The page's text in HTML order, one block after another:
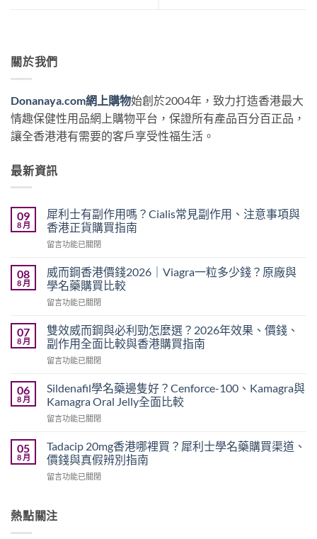
關於我們
Donanaya.com網上購物始創於2004年，致力打造香港最大
情趣保健性用品網上購物平台，保證所有產品百分百正品，
讓全香港港有需要的客戶享受性福生活。
最新資訊
09
8 月
犀利士有副作用嗎？Cialis常見副作用、注意事項與
香港正貨購買指南
在
利
士
有
副
用
嗎？
Cialis
常
副
作
注
事
項
與
正
貨
留言功能已關閉
08
8 月
威而鋼香港價錢2026｜Viagra一粒多少錢？原廠與
學名藥購買比較
在
而
鋼
香
港
錢
2026
Viagra
粒
多
錢？
與
留言功能已關閉
07
8 月
雙效威而鋼與必利勁怎麼選？2026年效果、價錢、
副作用全面比較與香港購買指南
在
效
而
鋼
必
利
勁
怎
2026
留言功能已關閉
06
8 月
Sildenafil學名藥邊隻好？Cenforce-100、Kamagra與
Kamagra Oral Jelly全面比較
在
學
名
藥
邊
Cenforce-
留言功能已關閉
05
8 月
Tadacip 20mg香港哪裡買？犀利士學名藥購買渠道、
價錢與真假辨別指南
在
香
港
留言功能已關閉
熱點關注